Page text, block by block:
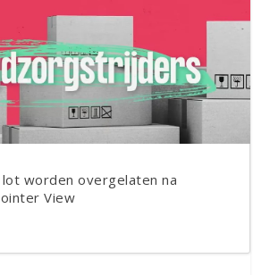
lot worden overgelaten na
View